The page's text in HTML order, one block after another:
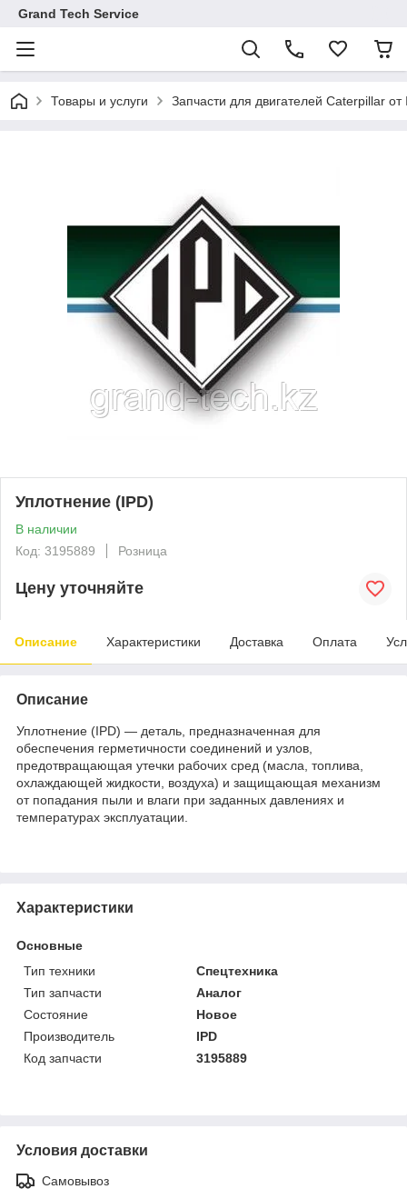
Grand Tech Service
Товары и услуги Запчасти для двигателей Caterpillar от
Уплотнение (IPD)
В наличии
Код: 3195889
Розница
Цену уточняйте
Описание Характеристики Доставка Оплата
Описание
Уплотнение (IPD) — деталь, предназначенная для
обеспечения герметичности соединений и узлов,
предотвращающая утечки рабочих сред (масла, топлива,
охлаждающей жидкости, воздуха) и защищающая механизм
от попадания пыли и влаги при заданных давлениях и
температурах эксплуатации.
Характеристики
Основные
Тип техники
Спецтехника
Тип запчасти
Аналог
Состояние
Новое
Производитель
IPD
Код запчасти
3195889
Условия доставки
Самовывоз